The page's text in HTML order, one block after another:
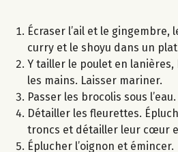
Écraser l’ail et le gingembre,
curry et le shoyu dans un
Y tailler le poulet en lanières,
les mains. Laisser mariner.
Passer les brocolis sous l’eau.
Détailler les fleurettes.
troncs et détailler leur cœur
Éplucher l’oignon et émincer.